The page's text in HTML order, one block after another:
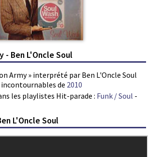
- Ben L'Oncle Soul
Army » interprété par Ben L'Oncle Soul
de 2010
les playlistes Hit-parade : Funk / Soul -
L'Oncle Soul